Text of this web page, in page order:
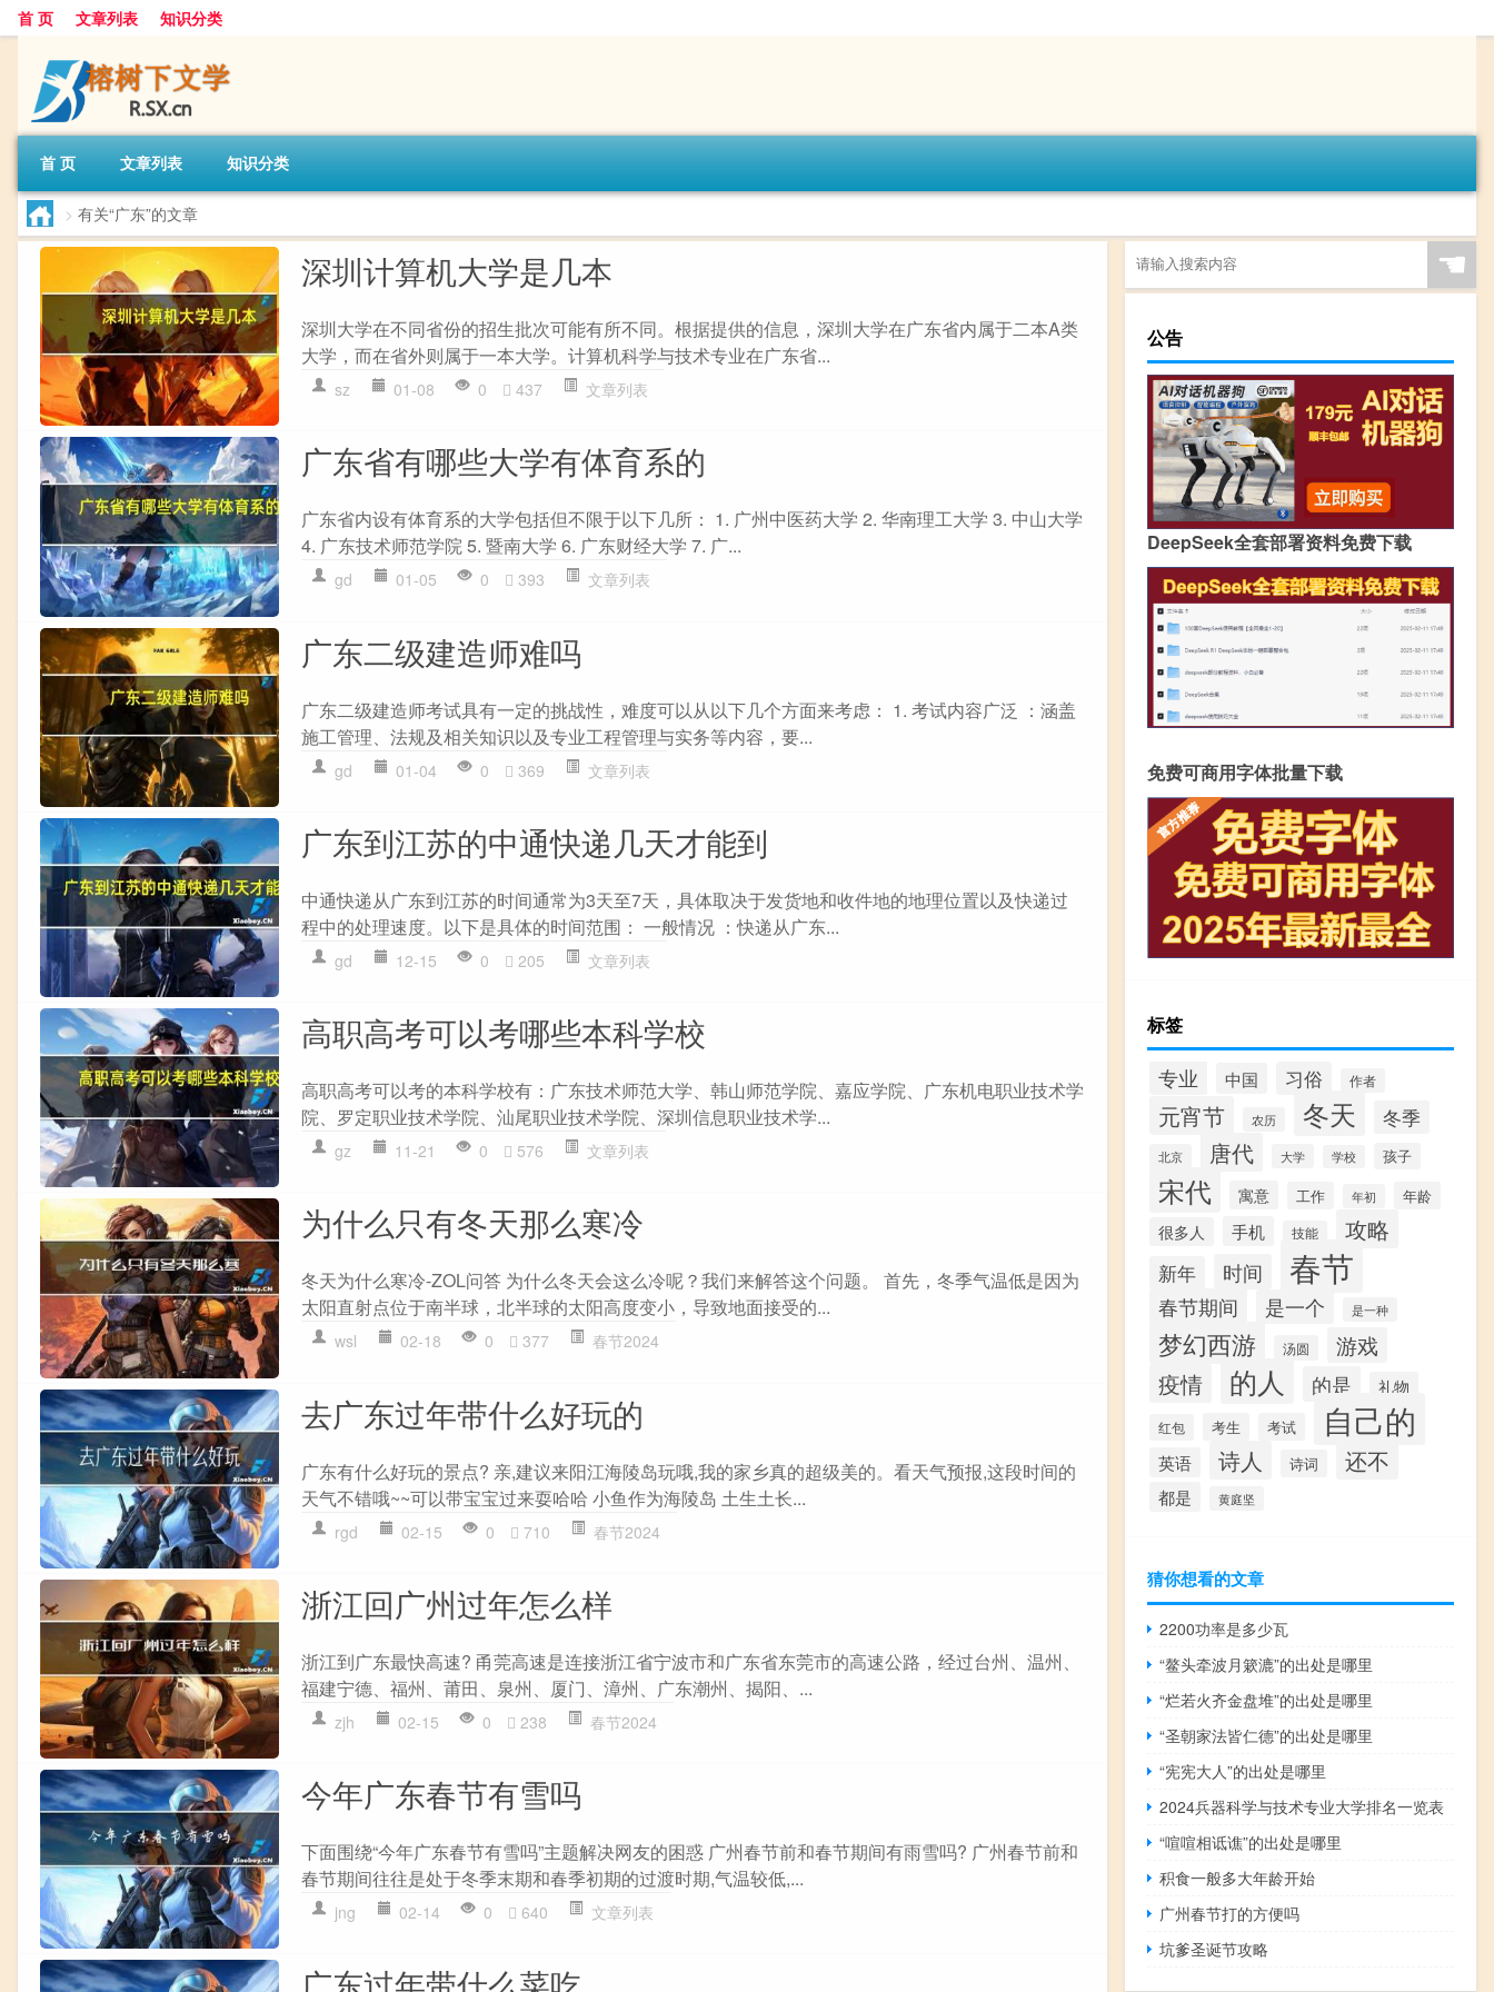
首 页 文章列表 知识分类
首 页 文章列表 知识分类
> 有关“广东”的文章
深圳计算机大学是几本
深圳大学在不同省份的招生批次可能有所不同。根据提供的信息，深圳大学在广东省内属于二本A类
大学，而在省外则属于一本大学。计算机科学与技术专业在广东省...
sz 01-08 0 437 文章列表
广东省有哪些大学有体育系的
广东省内设有体育系的大学包括但不限于以下几所： 1. 广州中医药大学 2. 华南理工大学 3. 中山大学
4. 广东技术师范学院 5. 暨南大学 6. 广东财经大学 7. 广...
gd 01-05 0 393 文章列表
广东二级建造师难吗
广东二级建造师考试具有一定的挑战性，难度可以从以下几个方面来考虑： 1. 考试内容广泛 ：涵盖
施工管理、法规及相关知识以及专业工程管理与实务等内容，要...
gd 01-04 0 369 文章列表
广东到江苏的中通快递几天才能到
中通快递从广东到江苏的时间通常为3天至7天，具体取决于发货地和收件地的地理位置以及快递过
程中的处理速度。以下是具体的时间范围： 一般情况 ：快递从广东...
gd 12-15 0 205 文章列表
高职高考可以考哪些本科学校
高职高考可以考的本科学校有：广东技术师范大学、韩山师范学院、嘉应学院、广东机电职业技术学
院、罗定职业技术学院、汕尾职业技术学院、深圳信息职业技术学...
gz 11-21 0 576 文章列表
为什么只有冬天那么寒冷
冬天为什么寒冷-ZOL问答 为什么冬天会这么冷呢？我们来解答这个问题。 首先，冬季气温低是因为
太阳直射点位于南半球，北半球的太阳高度变小，导致地面接受的...
wsl 02-18 0 377 春节2024
去广东过年带什么好玩的
广东有什么好玩的景点? 亲,建议来阳江海陵岛玩哦,我的家乡真的超级美的。看天气预报,这段时间的
天气不错哦~~可以带宝宝过来耍哈哈 小鱼作为海陵岛 土生土长...
rgd 02-15 0 710 春节2024
浙江回广州过年怎么样
浙江到广东最快高速? 甬莞高速是连接浙江省宁波市和广东省东莞市的高速公路，经过台州、温州、
福建宁德、福州、莆田、泉州、厦门、漳州、广东潮州、揭阳、...
zjh 02-15 0 238 春节2024
今年广东春节有雪吗
下面围绕“今年广东春节有雪吗”主题解决网友的困惑 广州春节前和春节期间有雨雪吗? 广州春节前和
春节期间往往是处于冬季末期和春季初期的过渡时期,气温较低,...
jng 02-14 0 640 文章列表
☚
公告
DeepSeek全套部署资料免费下载
免费可商用字体批量下载
标签
专业 中国 习俗 作者
元宵节 农历 冬天 冬季
北京 唐代 大学 学校 孩子
宋代 寓意 工作 年初 年龄
很多人 手机 技能 攻略
新年 时间 春节
春节期间 是一个 是一种
梦幻西游 汤圆 游戏
疫情 的人 的是 礼物
红包 考生 考试 自己的
英语 诗人 诗词 还不
都是 黄庭坚
猜你想看的文章
2200功率是多少瓦
“鳌头牵波月簌漉”的出处是哪里
“烂若火齐金盘堆”的出处是哪里
“圣朝家法皆仁德”的出处是哪里
“宪宪大人”的出处是哪里
2024兵器科学与技术专业大学排名一览表
“喧喧相诋谯”的出处是哪里
积食一般多大年龄开始
广州春节打的方便吗
坑爹圣诞节攻略